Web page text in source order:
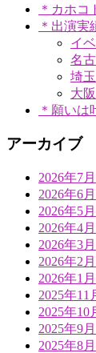
＊カホコ
＊出演実
イ
名
埼
大
＊願いは
アーカイブ
2026年7月
2026年6月
2026年5月
2026年4月
2026年3月
2026年2月
2026年1月
2025年11
2025年10
2025年9月
2025年8月